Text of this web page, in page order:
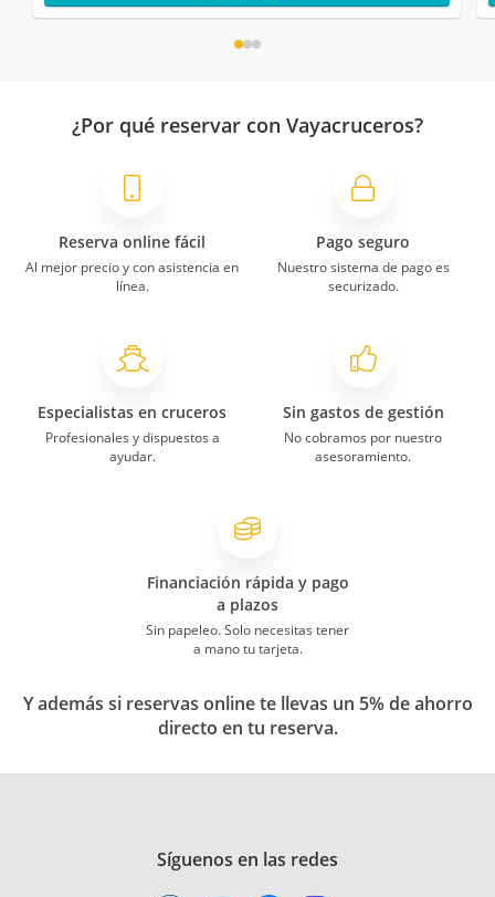
¿Por qué reservar con Vayacruceros?
Reserva online fácil
Al mejor precio y con asistencia en
línea.
Pago seguro
Nuestro sistema de pago es
securizado.
Especialistas en cruceros
Profesionales y dispuestos a
ayudar.
Sin gastos de gestión
No cobramos por nuestro
asesoramiento.
Financiación rápida y pago
a plazos
Sin papeleo. Solo necesitas tener
a mano tu tarjeta.
Y además si reservas online te llevas un 5% de ahorro
directo en tu reserva.
Síguenos en las redes